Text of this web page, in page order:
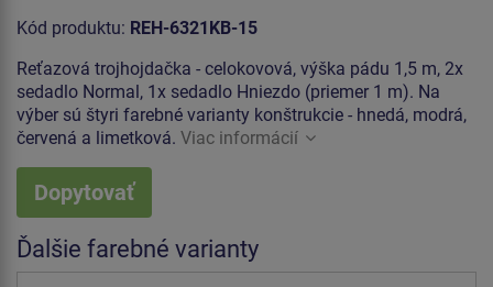
Kód produktu: REH-6321KB-15
Reťazová trojhojdačka - celokovová, výška pádu 1,5 m, 2x
sedadlo Normal, 1x sedadlo Hniezdo (priemer 1 m). Na
výber sú štyri farebné varianty konštrukcie - hnedá, modrá,
červená a limetková. Viac informácií
Dopytovať
Ďalšie farebné varianty